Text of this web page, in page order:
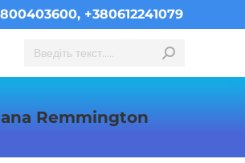
+380612241079
Search:
Remmington